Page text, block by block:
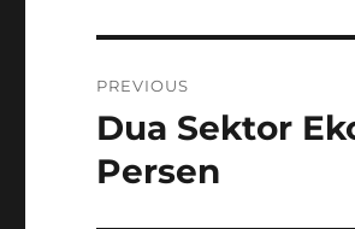
navigation
PREVIOUS
Previous
post:
Dua Sektor
Persen